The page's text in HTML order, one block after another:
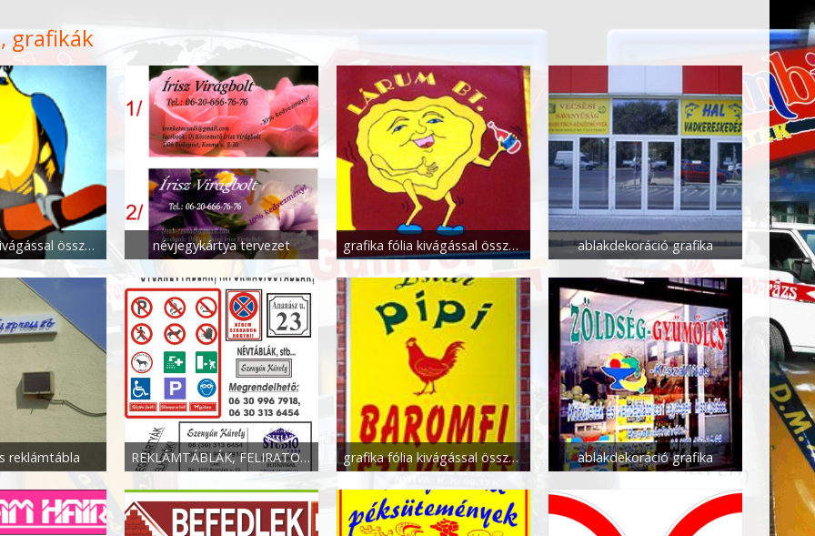
grafikák
grafika fólia kivágással összeállítással névjegykártya tervezet grafika fólia kivágással összeállítással ablakdekoráció grafika
reklámtábla REKLÁMTÁBLÁK, FELIRATOK, GRAFIKÁK grafika fólia kivágással összeállítással ablakdekoráció grafika